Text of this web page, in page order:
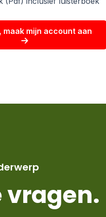
maak mijn account aan
vragen.